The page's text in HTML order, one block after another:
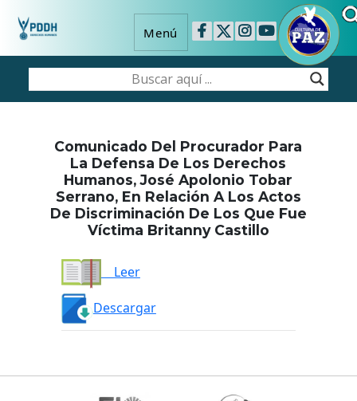
Menú
Comunicado Del Procurador Para
La Defensa De Los Derechos
Humanos, José Apolonio Tobar
Serrano, En Relación A Los Actos
De Discriminación De Los Que Fue
Víctima Britanny Castillo
Leer
Descargar